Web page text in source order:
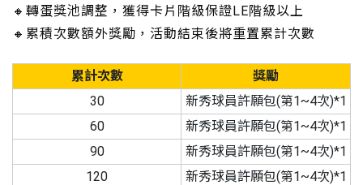
🔸轉蛋獎池調整，獲得卡片階級保證LE階級以上
🔸累積次數額外獎勵，活動結束後將重置累計次數
累計次數
獎勵
30
新秀球員許願包(第1~4次)*1
60
新秀球員許願包(第1~4次)*1
90
新秀球員許願包(第1~4次)*1
120
新秀球員許願包(第1~4次)*1